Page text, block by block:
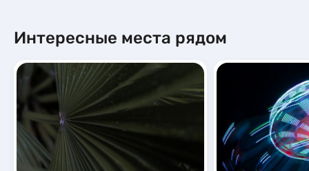
Интересные места рядом